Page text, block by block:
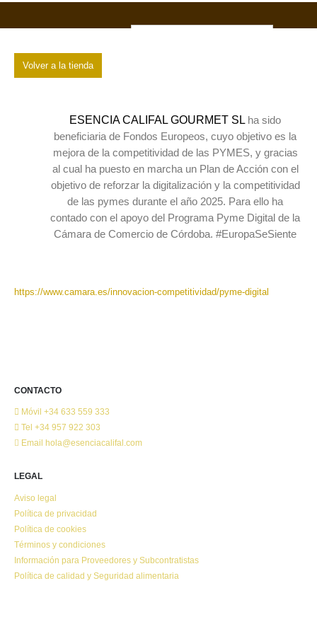
Carrito de la CompraFinalizar compra
Volver a la tienda
ESENCIA CALIFAL GOURMET SL ha sido
beneficiaria de Fondos Europeos, cuyo objetivo es la
mejora de la competitividad de las PYMES, y gracias
al cual ha puesto en marcha un Plan de Acción con el
objetivo de reforzar la digitalización y la competitividad
de las pymes durante el año 2025. Para ello ha
contado con el apoyo del Programa Pyme Digital de la
Cámara de Comercio de Córdoba. #EuropaSeSiente
https://www.camara.es/innovacion-competitividad/pyme-digital
CONTACTO
Móvil +34 633 559 333
Tel +34 957 922 303
Email
hola@esenciacalifal.com
LEGAL
Aviso legal
Política de privacidad
Política de cookies
Términos y condiciones
Información para Proveedores y Subcontratistas
Política de calidad y Seguridad alimentaria